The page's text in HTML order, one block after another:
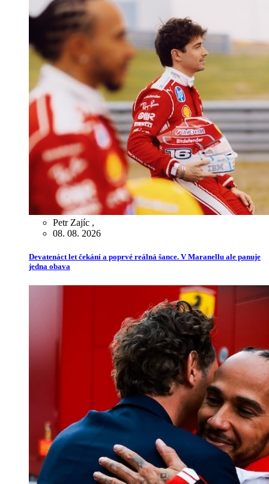
Petr Zajíc ,
08. 08. 2026
Devatenáct let čekání a poprvé reálná šance. V Maranellu ale panuje
jedna obava